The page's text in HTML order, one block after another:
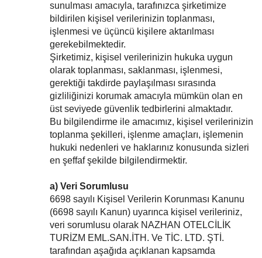
sunulması amacıyla, tarafınızca şirketimize
bildirilen kişisel verilerinizin toplanması,
işlenmesi ve üçüncü kişilere aktarılması
gerekebilmektedir.
Şirketimiz, kişisel verilerinizin hukuka uygun
olarak toplanması, saklanması, işlenmesi,
gerektiği takdirde paylaşılması sırasında
gizliliğinizi korumak amacıyla mümkün olan en
üst seviyede güvenlik tedbirlerini almaktadır.
Bu bilgilendirme ile amacımız, kişisel verilerinizin
toplanma şekilleri, işlenme amaçları, işlemenin
hukuki nedenleri ve haklarınız konusunda sizleri
en şeffaf şekilde bilgilendirmektir.
a) Veri Sorumlusu
6698 sayılı Kişisel Verilerin Korunması Kanunu
(6698 sayılı Kanun) uyarınca kişisel verileriniz,
veri sorumlusu olarak NAZHAN OTELCİLİK
TURİZM EML.SAN.İTH. Ve TİC. LTD. ŞTİ.
tarafından aşağıda açıklanan kapsamda